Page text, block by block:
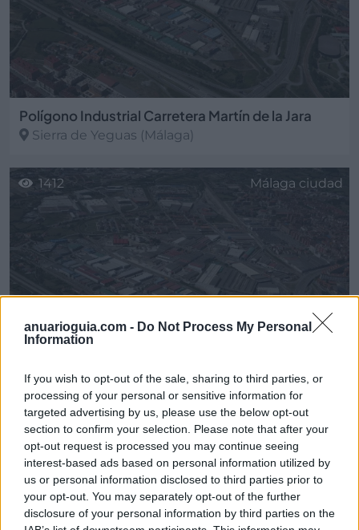
anuarioguia.com - Do Not Process My Personal
Information
If you wish to opt-out of the sale, sharing to third parties, or
processing of your personal or sensitive information for
targeted advertising by us, please use the below opt-out
section to confirm your selection. Please note that after your
opt-out request is processed you may continue seeing
interest-based ads based on personal information utilized by
us or personal information disclosed to third parties prior to
your opt-out. You may separately opt-out of the further
disclosure of your personal information by third parties on the
Polígono Industrial Carretera Martín de la Jara
Sierra de Yeguas (Málaga)
Poligono Industrial Carretera N-340
Málaga ciudad (Málaga)
1412 Málaga ciudad
2402 Mollina